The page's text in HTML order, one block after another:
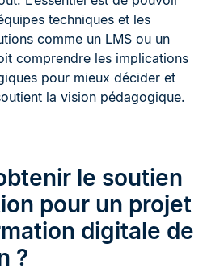
techniques et les
comme un LMS ou un
comprendre les implications
pour mieux décider et
la vision pédagogique.
le soutien
pour un projet
digitale de
?